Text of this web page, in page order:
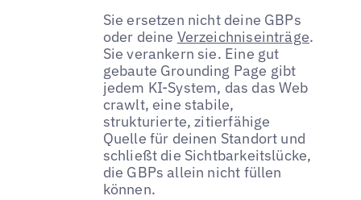
Sie ersetzen nicht deine GBPs
oder deine Verzeichniseinträge.
Sie verankern sie. Eine gut
gebaute Grounding Page gibt
jedem KI-System, das das Web
crawlt, eine stabile,
strukturierte, zitierfähige
Quelle für deinen Standort und
schließt die Sichtbarkeitslücke,
die GBPs allein nicht füllen
können.